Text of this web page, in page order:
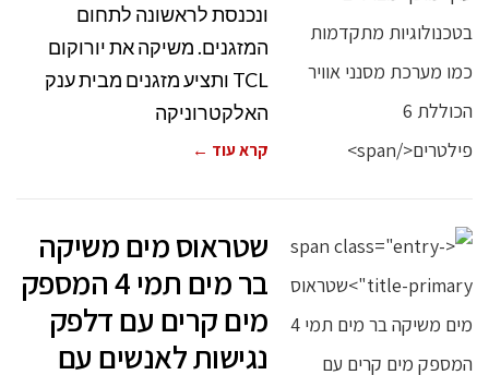
ונכנסת לראשונה לתחום
המזגנים. משיקה את יורוקום
TCL ותציע מזגנים מבית ענק
האלקטרוניקה
קרא עוד ←
שטראוס מים משיקה
בר מים תמי 4 המספק
מים קרים עם דלפק
נגישות לאנשים עם